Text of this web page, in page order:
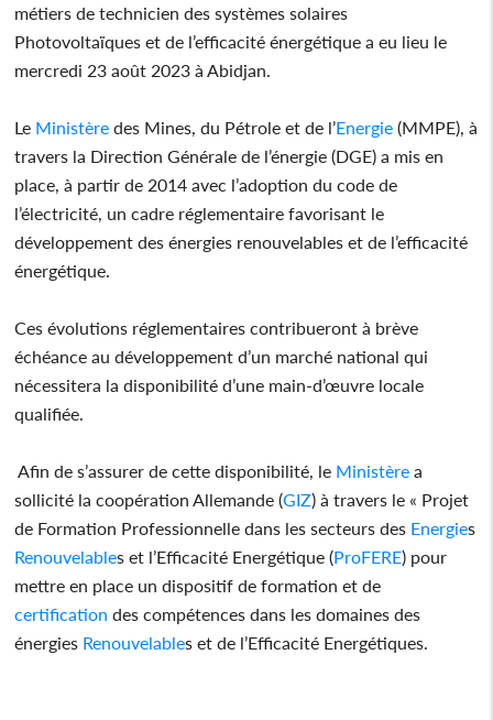
métiers de technicien des systèmes solaires
Photovoltaïques et de l’efficacité énergétique a eu lieu le
mercredi 23 août 2023 à Abidjan.
Le Ministère des Mines, du Pétrole et de l’Energie (MMPE), à
travers la Direction Générale de l’énergie (DGE) a mis en
place, à partir de 2014 avec l’adoption du code de
l’électricité, un cadre réglementaire favorisant le
développement des énergies renouvelables et de l’efficacité
énergétique.
Ces évolutions réglementaires contribueront à brève
échéance au développement d’un marché national qui
nécessitera la disponibilité d’une main-d’œuvre locale
qualifiée.
Afin de s’assurer de cette disponibilité, le Ministère a
sollicité la coopération Allemande (GIZ) à travers le « Projet
de Formation Professionnelle dans les secteurs des Energies
Renouvelables et l’Efficacité Energétique (ProFERE) pour
mettre en place un dispositif de formation et de
certification des compétences dans les domaines des
énergies Renouvelables et de l’Efficacité Energétiques.